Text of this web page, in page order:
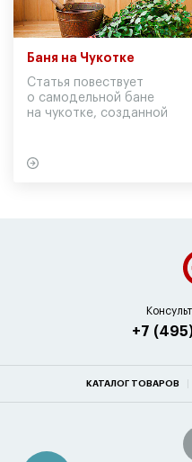
Баня на Чукотке
Статья повествует
о самодельной бане
на чукотке, созданной
+7
КАТАЛОГ ТОВАРОВ